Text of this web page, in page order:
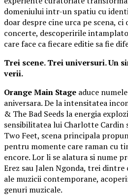
domeniului intr-un spatiu cu
doar despre cine urca pe scena,
concerte, descoperirile
care face ca fiecare editie sa fie
Trei scene. Trei universuri. Un
verii.
Orange Main Stage aduce
aniversara. De la intensitatea
& The Bad Seeds la energia
sensibilitatea lui Charlotte Cardin
Two Feet, scena principala
pentru momente care raman cu
encore. Lor li se alatura si nume
Erez sau Jalen Ngonda, trei
ale muzicii contemporane,
genuri muzicale.